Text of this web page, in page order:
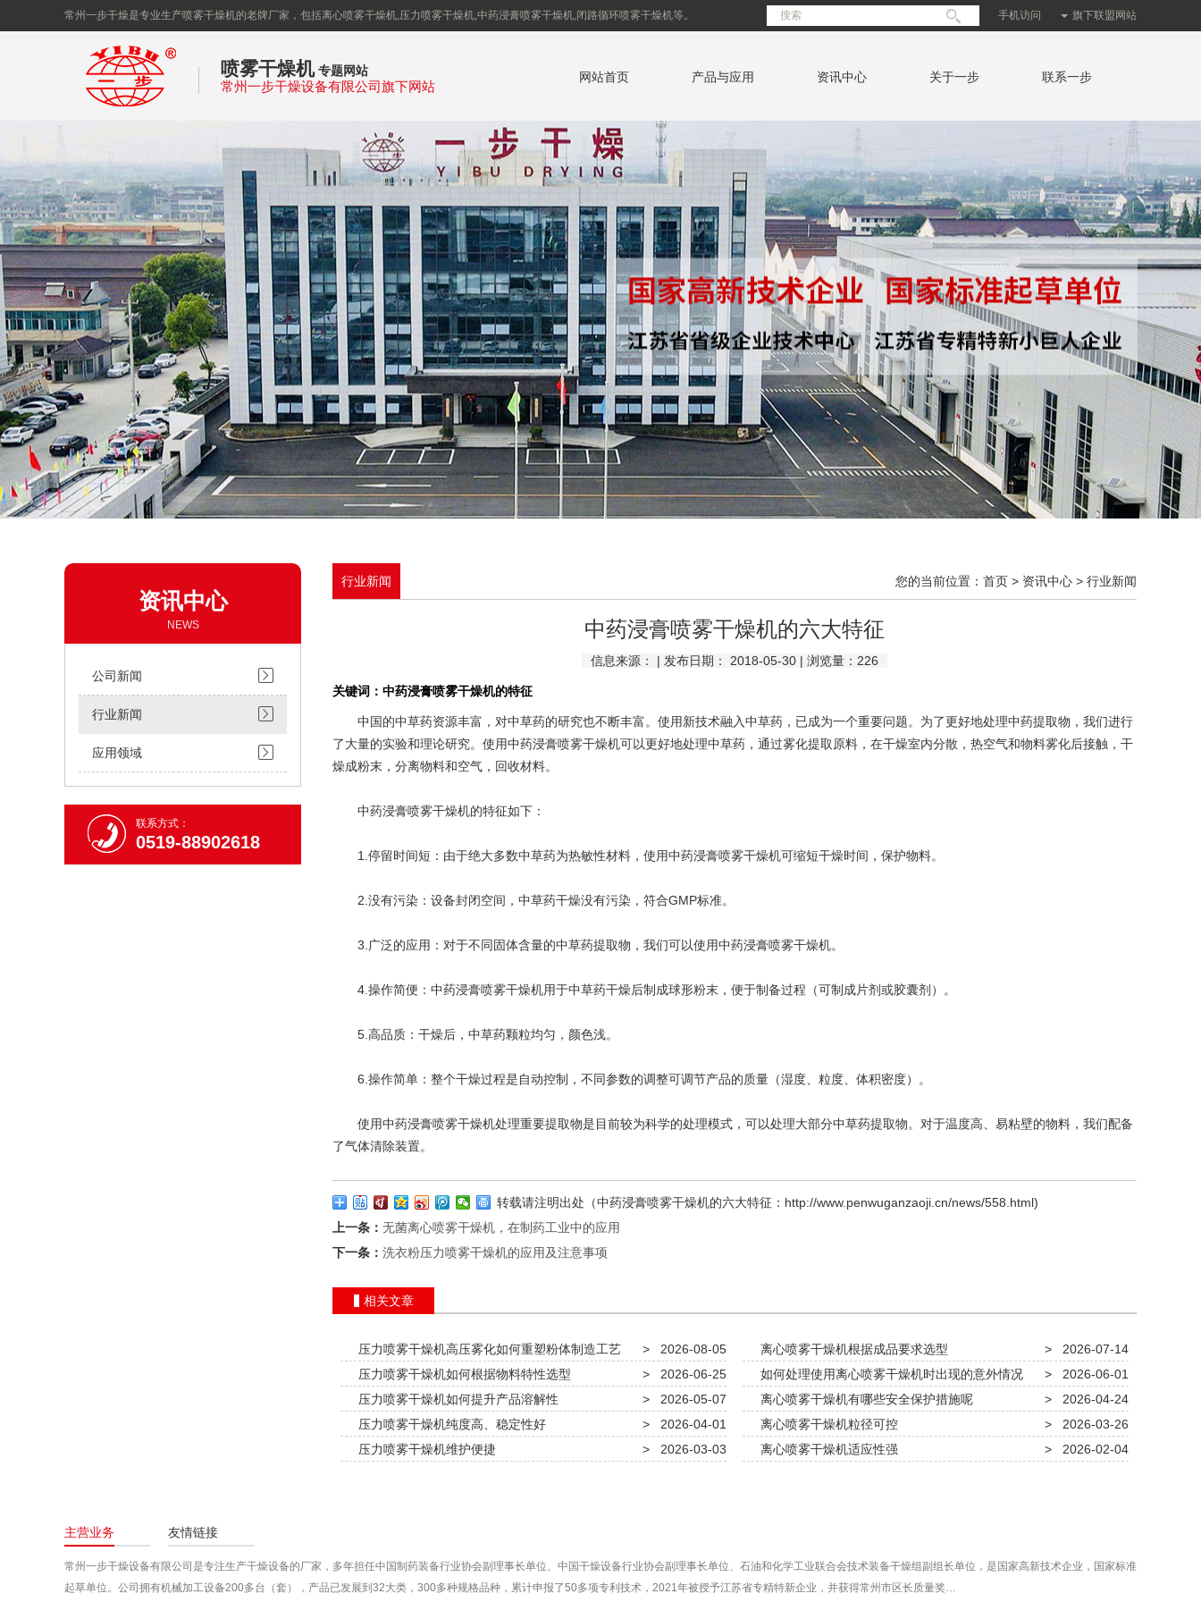
常州一步干燥是专业生产喷雾干燥机的老牌厂家，包括离心喷雾干燥机,压力喷雾干燥机,中药浸膏喷雾干燥机,闭路循环喷雾干燥机等。 手机访问 旗下联盟网站
州一步
干燥
喷雾干燥机专题网站
常州一步干燥设备有限公司旗下网站
网站首页 产品与应用 资讯中心 关于一步 联系一步
资讯中心
NEWS
公司新闻
行业新闻
应用领域
联系方式：
0519-88902618
行业新闻 您的当前位置： 首页 > 资讯中心 > 行业新闻
中药浸膏喷雾干燥机的六大特征
信息来源： | 发布日期： 2018-05-30 | 浏览量： 226
关键词：中药浸膏喷雾干燥机的特征
中国的中草药资源丰富，对中草药的研究也不断丰富。使用新技术融入中草药，已成为一个重要问题。为了更好地处理中药提取物，我们进行
了大量的实验和理论研究。使用中药浸膏喷雾干燥机可以更好地处理中草药，通过雾化提取原料，在干燥室内分散，热空气和物料雾化后接触，干
燥成粉末，分离物料和空气，回收材料。
中药浸膏喷雾干燥机的特征如下：
1.停留时间短：由于绝大多数中草药为热敏性材料，使用中药浸膏喷雾干燥机可缩短干燥时间，保护物料。
2.没有污染：设备封闭空间，中草药干燥没有污染，符合GMP标准。
3.广泛的应用：对于不同固体含量的中草药提取物，我们可以使用中药浸膏喷雾干燥机。
4.操作简便：中药浸膏喷雾干燥机用于中草药干燥后制成球形粉末，便于制备过程（可制成片剂或胶囊剂）。
5.高品质：干燥后，中草药颗粒均匀，颜色浅。
6.操作简单：整个干燥过程是自动控制，不同参数的调整可调节产品的质量（湿度、粒度、体积密度）。
使用中药浸膏喷雾干燥机处理重要提取物是目前较为科学的处理模式，可以处理大部分中草药提取物。对于温度高、易粘壁的物料，我们配备
了气体清除装置。
转载请注明出处（中药浸膏喷雾干燥机的六大特征： http://www.penwuganzaoji.cn/news/558.html)
上一条： 无菌离心喷雾干燥机，在制药工业中的应用
下一条： 洗衣粉压力喷雾干燥机的应用及注意事项
相关文章
2026-08-05
>
压力喷雾干燥机高压雾化如何重塑粉体制造工艺 2026-07-14
>
离心喷雾干燥机根据成品要求选型
2026-06-25
>
压力喷雾干燥机如何根据物料特性选型 2026-06-01
>
如何处理使用离心喷雾干燥机时出现的意外情况
2026-05-07
>
压力喷雾干燥机如何提升产品溶解性 2026-04-24
>
离心喷雾干燥机有哪些安全保护措施呢
2026-04-01
>
压力喷雾干燥机纯度高、稳定性好 2026-03-26
>
离心喷雾干燥机粒径可控
2026-03-03
>
压力喷雾干燥机维护便捷 2026-02-04
>
离心喷雾干燥机适应性强
主营业务 友情链接
常州一步干燥设备有限公司是专注生产干燥设备的厂家，多年担任中国制药装备行业协会副理事长单位、中国干燥设备行业协会副理事长单位、石油和化学工业联合会技术装备干燥组副组长单位，是国家高新技术企业，国家标准
起草单位。公司拥有机械加工设备200多台（套），产品已发展到32大类，300多种规格品种，累计申报了50多项专利技术，2021年被授予江苏省专精特新企业，并获得常州市区长质量奖…